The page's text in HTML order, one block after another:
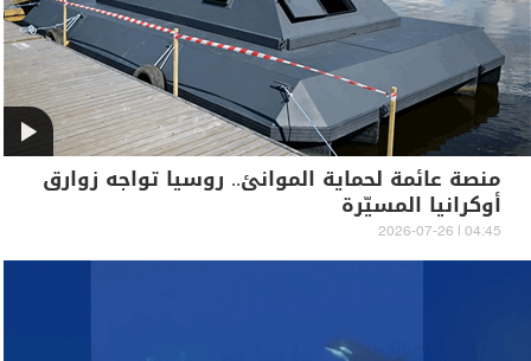
منصة عائمة لحماية الموانئ.. روسيا تواجه زوارق
أوكرانيا المسيّرة
04:45 | 2026-07-26